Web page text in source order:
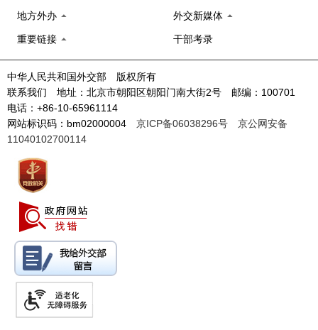
地方外办 外交新媒体
重要链接 干部考录
中华人民共和国外交部 版权所有
联系我们 地址：北京市朝阳区朝阳门南大街2号 邮编：100701
电话：+86-10-65961114
网站标识码：bm02000004 京ICP备06038296号
京公网安备
11040102700114